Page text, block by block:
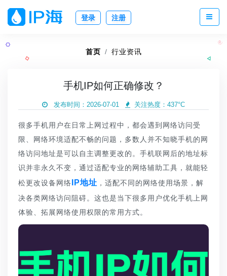
登录 注册
首页 行业资讯
手机IP如何正确修改？
发布时间：2026-07-01 关注热度： 437°C
很多手机用户在日常上网过程中，都会遇到网络访问受
限、网络环境适配不畅的问题，多数人并不知晓手机的网
络访问地址是可以自主调整更改的。手机联网后的地址标
识并非永久不变，通过适配专业的网络辅助工具，就能轻
松更改设备网络 IP地址 ，适配不同的网络使用场景，解
决各类网络访问阻碍。这也是当下很多用户优化手机上网
体验、拓展网络使用权限的常用方式。